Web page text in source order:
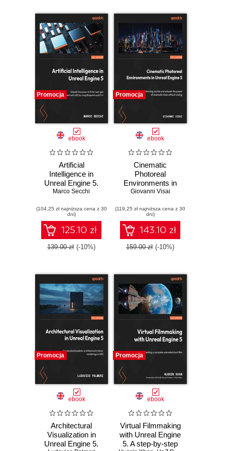
Promocja
ebook
Artificial
Intelligence in
Unreal Engine 5.
Unleash the power
game development
with UE5 by using
Blueprints and C++
Marco Secchi
(104,25 zł najniższa cena z 30
dni)
125.10 zł
139.00 zł (-10%)
Promocja
ebook
Cinematic
Photoreal
Environments in
Unreal Engine 5.
worlds and unleash
the power of
cinematic tools
without coding
Giovanni Visai
(119,25 zł najniższa cena z 30
dni)
143.10 zł
159.00 zł (-10%)
Promocja
ebook
Architectural
Visualization in
Unreal Engine 5.
Promocja
ebook
Virtual Filmmaking
with Unreal Engine
5. A step-by-step